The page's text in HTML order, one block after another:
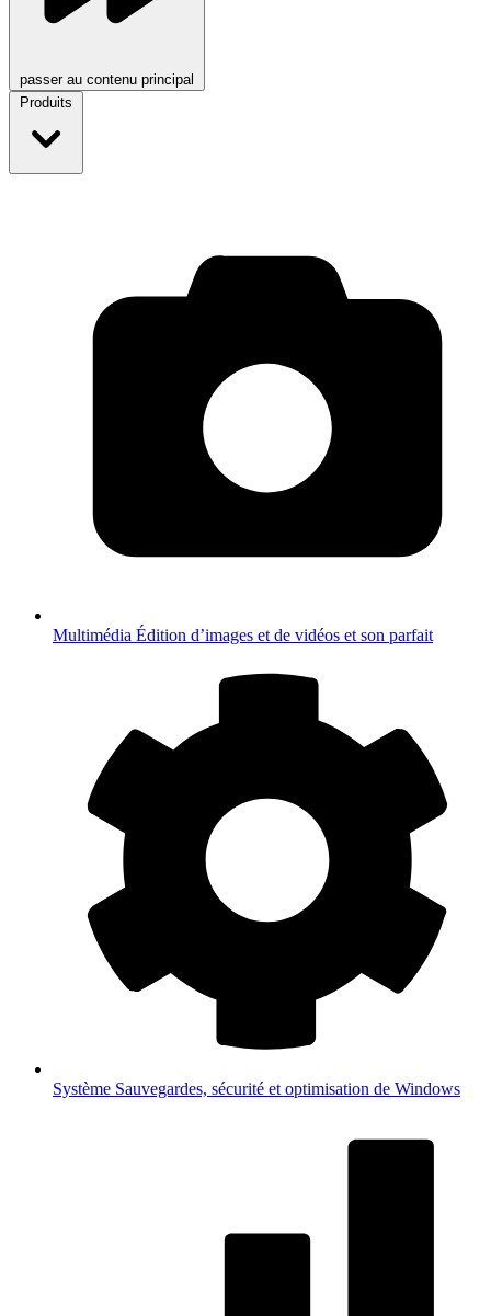
passer au contenu principal
Produits
Multimédia Édition d’images et de vidéos et son parfait
Système Sauvegardes, sécurité et optimisation de Windows